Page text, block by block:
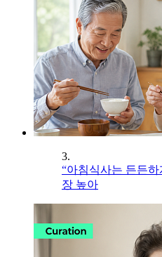
3.
“아침식사는 든든
장 높아